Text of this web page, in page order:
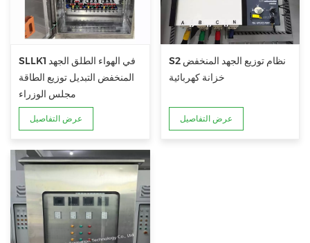
SLLK1 في الهواء الطلق الجهد
المنخفض التبديل توزيع الطاقة
مجلس الوزراء
عرض التفاصيل
S2 نظام توزيع الجهد المنخفض
خزانة كهربائية
عرض التفاصيل